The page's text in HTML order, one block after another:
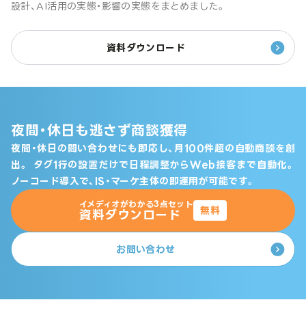
設計、AI活用の実態・影響の実態をまとめました。
資料ダウンロード
夜間・休日も逃さず商談獲得
夜間・休日の問い合わせにも即応し、月100件超の自動商談を創
出。
タグ1行の設置だけで日程調整からWeb接客まで自動化。
ノーコード導入で、IS・マーケ主体の即運用が可能です。
イメディオがわかる3点セット
資料ダウンロード 無料
お問い合わせ